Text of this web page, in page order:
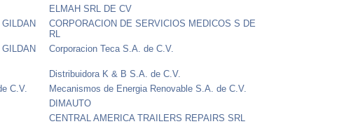
ELMAH SRL DE CV
CORPORACION DE SERVICIOS MEDICOS S DE
RL
Corporacion Teca S.A. de C.V.
Distribuidora K & B S.A. de C.V.
C.V.
Mecanismos de Energia Renovable S.A. de C.V.
DIMAUTO
CENTRAL AMERICA TRAILERS REPAIRS SRL